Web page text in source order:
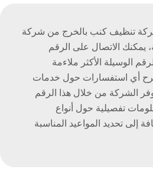
تنظيف كنب بالخرج من شركة
يمكنك الاتصال على الرقم
الوسيلة الأكثر ملاءمة
أي استفسارات حول خدمات
الشركة من خلال هذا الرقم
تفصيلية حول أنواع
إلى تحديد المواعيد المناسبة